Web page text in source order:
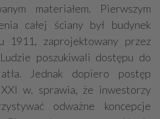
materiałem. Pierwszym
całej ściany był budynek
1911, zaprojektowany przez
poszukiwali dostępu do
Jednak dopiero postęp
w. sprawia, że inwestorzy
odważne koncepcje